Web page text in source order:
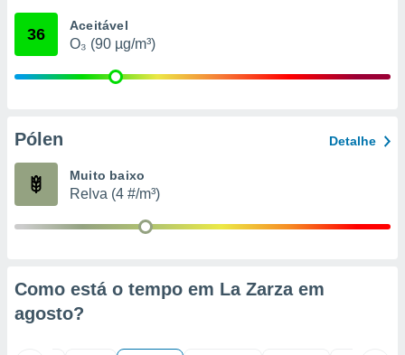
através
estudos
1199
36 Aceitável
O₃ (90 µg/m³)
Pólen Detalhe
Muito baixo
Relva (4 #/m³)
Como está o tempo em La Zarza em
agosto?